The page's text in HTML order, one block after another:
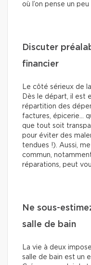
où l’on pense un peu
Discuter
financier
Le côté sérieux de
Dès le départ, il est
répartition des
factures, épicerie…
que tout soit
pour éviter des
tendues !). Aussi,
commun,
réparations, peut
Ne sous-
salle de bain
La vie à deux
salle de bain est un